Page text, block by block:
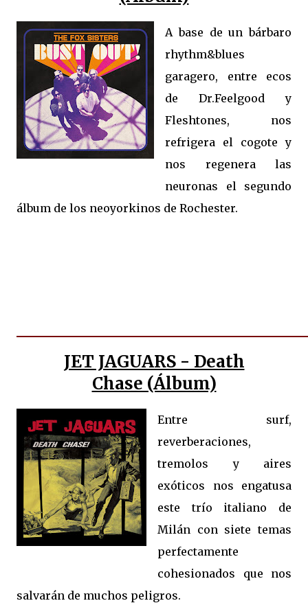
A base de un bárbaro
rhythm&blues
garagero, entre ecos
de Dr.Feelgood y
Fleshtones, nos
refrigera el cogote y
nos regenera las
neuronas el segundo
álbum de los neoyorkinos de Rochester.
JET JAGUARS - Death
Chase (Álbum)
Entre surf,
reverberaciones,
tremolos y aires
exóticos nos engatusa
este trío italiano de
Milán con siete temas
perfectamente
cohesionados que nos
salvarán de muchos peligros.